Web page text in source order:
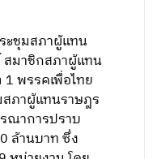
ะชุมสภาผู้แทน
มาชิกสภาผู้แทน
พรรคเพื่อไทย
ภาผู้แทนราษฎร
ณาการปราบ
ล้านบาท ซึ่ง